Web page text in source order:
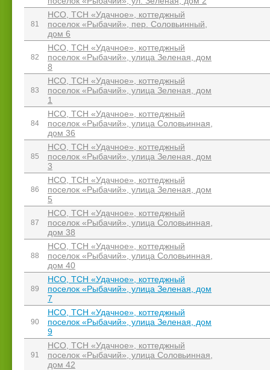
81
НСО, ТСН «Удачное», коттеджный
поселок «Рыбачий», пер. Соловьинный,
дом 6
82
НСО, ТСН «Удачное», коттеджный
поселок «Рыбачий», улица Зеленая, дом
8
83
НСО, ТСН «Удачное», коттеджный
поселок «Рыбачий», улица Зеленая, дом
1
84
НСО, ТСН «Удачное», коттеджный
поселок «Рыбачий», улица Соловьинная,
дом 36
85
НСО, ТСН «Удачное», коттеджный
поселок «Рыбачий», улица Зеленая, дом
3
86
НСО, ТСН «Удачное», коттеджный
поселок «Рыбачий», улица Зеленая, дом
5
87
НСО, ТСН «Удачное», коттеджный
поселок «Рыбачий», улица Соловьинная,
дом 38
88
НСО, ТСН «Удачное», коттеджный
поселок «Рыбачий», улица Соловьинная,
дом 40
89
НСО, ТСН «Удачное», коттеджный
поселок «Рыбачий», улица Зеленая, дом
7
90
НСО, ТСН «Удачное», коттеджный
поселок «Рыбачий», улица Зеленая, дом
9
91
НСО, ТСН «Удачное», коттеджный
поселок «Рыбачий», улица Соловьинная,
дом 42